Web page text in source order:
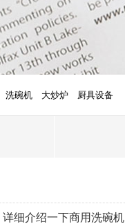
洗碗机 大炒炉 厨具设备
详细介绍一下商用洗碗机